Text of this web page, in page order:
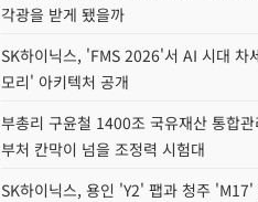
각광을 받게 됐을까
SK하이닉스, 'FMS 2026'서 AI 시대 차
모리' 아키텍처 공개
부총리 구윤철 1400조 국유재산 통합
부처 칸막이 넘을 조정력 시험대
SK하이닉스, 용인 'Y2' 팹과 청주